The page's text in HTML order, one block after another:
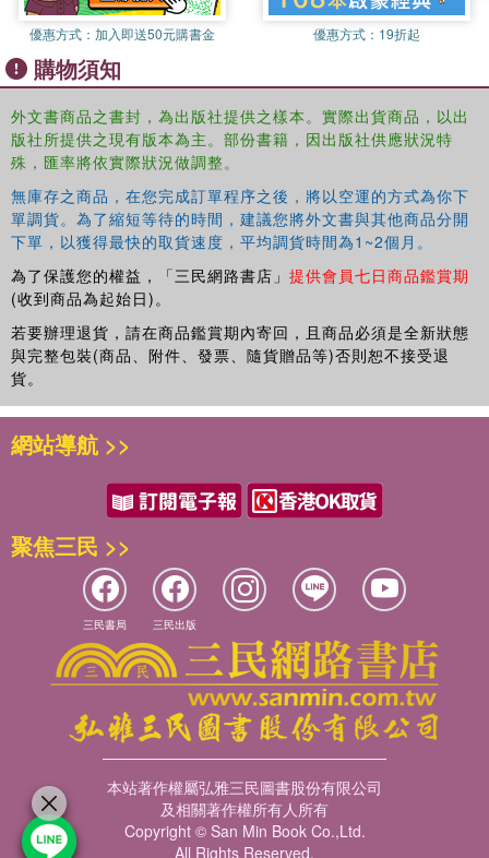
優惠方式： 加入即送50元購書金 優惠方式： 19折起
購物須知
外文書商品之書封，為出版社提供之樣本。實際出貨商品，以出
版社所提供之現有版本為主。部份書籍，因出版社供應狀況特
殊，匯率將依實際狀況做調整。
無庫存之商品，在您完成訂單程序之後，將以空運的方式為你下
單調貨。為了縮短等待的時間，建議您將外文書與其他商品分開
下單，以獲得最快的取貨速度，平均調貨時間為1~2個月。
為了保護您的權益，「三民網路書店」 提供會員七日商品鑑賞期
(收到商品為起始日)。
若要辦理退貨，請在商品鑑賞期內寄回，且商品必須是全新狀態
與完整包裝(商品、附件、發票、隨貨贈品等)否則恕不接受退
貨。
網站導航 >>
聚焦三民 >>
三民書局 三民出版
本站著作權屬弘雅三民圖書股份有限公司
及相關著作權所有人所有
Copyright © San Min Book Co.,Ltd.
All Rights Reserved.